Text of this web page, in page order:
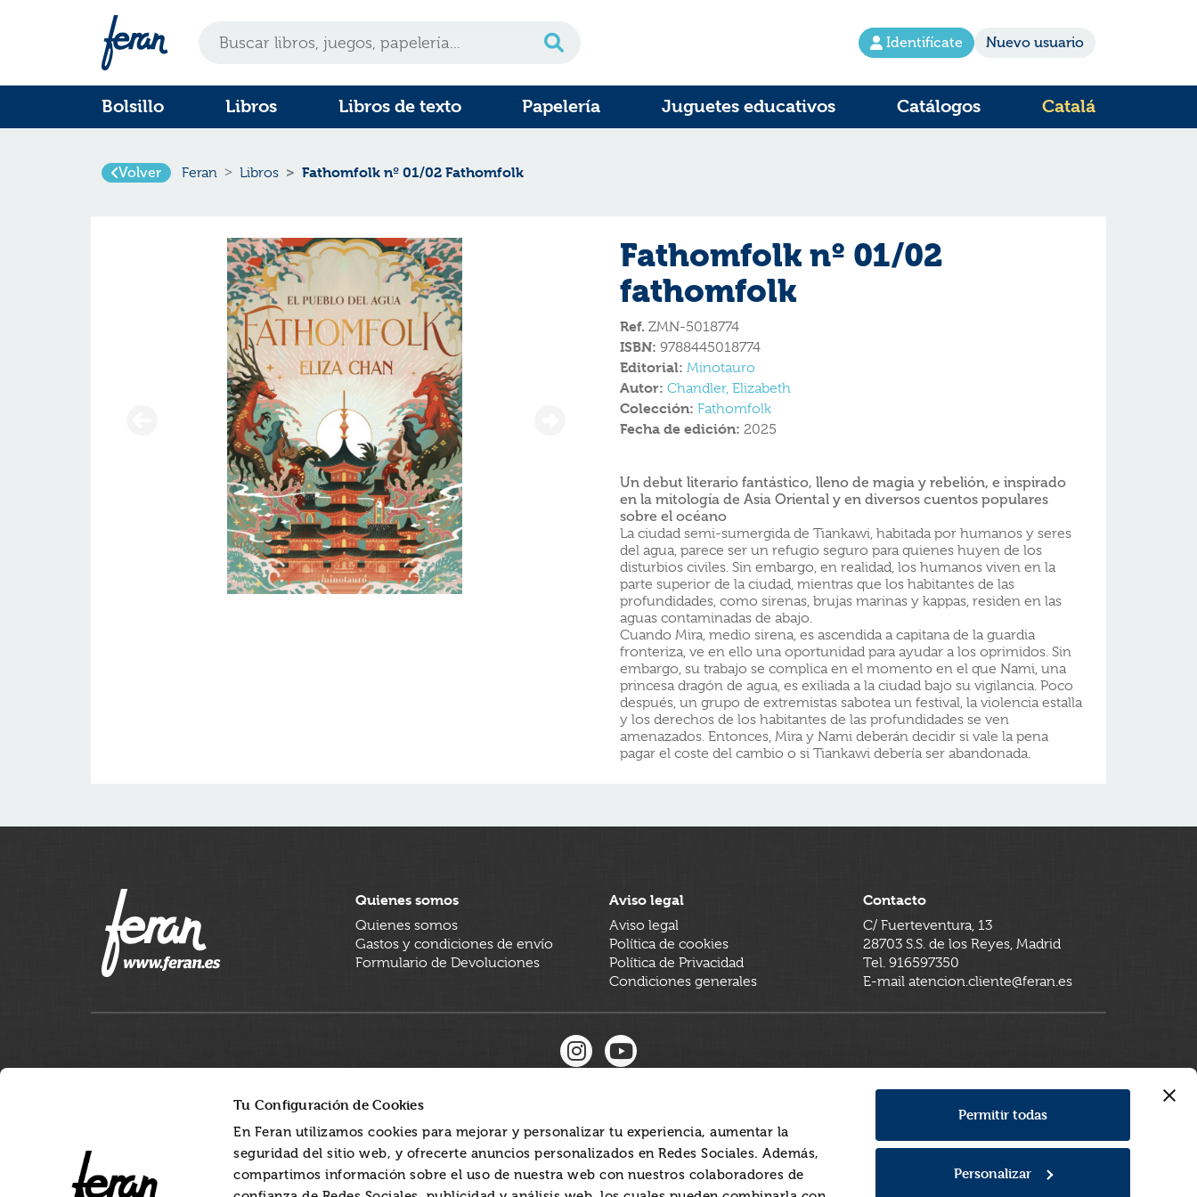
Tu Configuración de Cookies
En Feran utilizamos cookies para mejorar y personalizar tu experiencia, aumentar la
seguridad del sitio web, y ofrecerte anuncios personalizados en Redes Sociales. Además,
compartimos información sobre el uso de nuestra web con nuestros colaboradores de
Permitir todas
Personalizar
Identifícate Nuevo usuario
Bolsillo Libros Libros de texto Papelería Juguetes educativos Catálogos Catalá
Volver Feran Libros Fathomfolk nº 01/02 Fathomfolk
Fathomfolk nº 01/02
fathomfolk
Ref. ZMN-5018774
ISBN: 9788445018774
Editorial: Minotauro
Autor: Chandler, Elizabeth
Colección: Fathomfolk
Fecha de edición: 2025
Un debut literario fantástico, lleno de magia y rebelión, e inspirado
en la mitología de Asia Oriental y en diversos cuentos populares
sobre el océano
La ciudad semi-sumergida de Tiankawi, habitada por humanos y seres
del agua, parece ser un refugio seguro para quienes huyen de los
disturbios civiles. Sin embargo, en realidad, los humanos viven en la
parte superior de la ciudad, mientras que los habitantes de las
profundidades, como sirenas, brujas marinas y kappas, residen en las
aguas contaminadas de abajo.
Cuando Mira, medio sirena, es ascendida a capitana de la guardia
fronteriza, ve en ello una oportunidad para ayudar a los oprimidos. Sin
embargo, su trabajo se complica en el momento en el que Nami, una
princesa dragón de agua, es exiliada a la ciudad bajo su vigilancia. Poco
después, un grupo de extremistas sabotea un festival, la violencia estalla
y los derechos de los habitantes de las profundidades se ven
amenazados. Entonces, Mira y Nami deberán decidir si vale la pena
pagar el coste del cambio o si Tiankawi debería ser abandonada.
Quienes somos
Quienes somos
Gastos y condiciones de envío
Formulario de Devoluciones
Aviso legal
Aviso legal
Política de cookies
Política de Privacidad
Condiciones generales
Contacto
C/ Fuerteventura, 13
28703 S.S. de los Reyes, Madrid
Tel. 916597350
E-mail atencion.cliente@feran.es